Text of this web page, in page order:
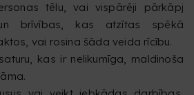
tēlu, vai vispārēji pārkāpj
brīvības, kas atzītas spēkā
vai rosina šāda veida rīcību.
kas ir nelikumīga, maldinoša